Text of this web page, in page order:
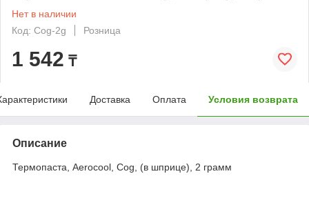
Нет в наличии
Код: Cog-2g
Розница
1 542 ₸
Доставка Оплата Условия возврата
Описание
Термопаста, Aerocool, Cog, (в шприце), 2 грамм